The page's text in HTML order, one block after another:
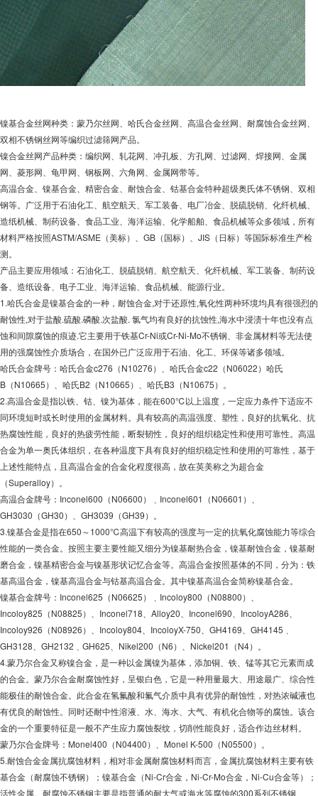
镍基合金丝网种类：蒙乃尔丝网、哈氏合金丝网、高温合金丝网、耐腐蚀合金丝网、
双相不锈钢丝网等编织过滤筛网产品。
镍合金丝网产品种类：编织网、轧花网、冲孔板、方孔网、过滤网、焊接网、金属
网、菱形网、龟甲网、钢板网、六角网、金属网带等。
高温合金、镍基合金、精密合金、耐蚀合金、钴基合金特种超级奥氏体不锈钢、双相
钢等。广泛用于石油化工、航空航天、军工装备、电厂冶金、脱硫脱销、化纤机械、
造纸机械、制药设备、食品工业、海洋运输、化学船舶、食品机械等众多领域，所有
材料严格按照ASTM/ASME（美标）、GB（国标）、JIS（日标）等国际标准生产检
测。
产品主要应用领域：石油化工、脱硫脱销、航空航天、化纤机械、军工装备、制药设
备、造纸设备、电子工业、海洋运输、食品机械、能源行业。
1.哈氏合金是镍基合金的一种，耐蚀合金,对于还原性,氧化性两种环境均具有很强烈的
耐蚀性,对于盐酸.硫酸.磷酸.次盐酸. 氯气均有良好的抗蚀性,海水中浸渍十年也没有点
蚀和间隙腐蚀的痕迹.它主要用于铁基Cr-Ni或Cr-Ni-Mo不锈钢、非金属材料等无法使
用的强腐蚀性介质场合，在国外已广泛应用于石油、化工、环保等诸多领域。
哈氏合金牌号：哈氏合金c276（N10276）、哈氏合金c22（N06022）哈氏
B（N10665）、哈氏B2（N10665）、哈氏B3（N10675）。
2.高温合金是指以铁、钴、镍为基体，能在600℃以上温度，一定应力条件下适应不
同环境短时或长时使用的金属材料。具有较高的高温强度、塑性，良好的抗氧化、抗
热腐蚀性能，良好的热疲劳性能，断裂韧性，良好的组织稳定性和使用可靠性。高温
合金为单一奥氏体组织，在各种温度下具有良好的组织稳定性和使用的可靠性，基于
上述性能特点，且高温合金的合金化程度很高，故在英美称之为超合金
（Superalloy）。
高温合金牌号：Inconel600（N06600）﹑Inconel601（N06601）、
GH3030（GH30）、GH3039（GH39）。
3.镍基合金是指在650～1000℃高温下有较高的强度与一定的抗氧化腐蚀能力等综合
性能的一类合金。按照主要主要性能又细分为镍基耐热合金，镍基耐蚀合金，镍基耐
磨合金，镍基精密合金与镍基形状记忆合金等。高温合金按照基体的不同，分为：铁
基高温合金，镍基高温合金与钴基高温合金。其中镍基高温合金简称镍基合金。
镍基合金牌号：Inconel625（N06625）﹑Incoloy800（N08800）、
Incoloy825（N08825）、Inconel718、Alloy20、Inconel690、IncoloyA286、
Incoloy926（N08926）、Incoloy804、IncoloyX-750、GH4169、GH4145﹑
GH3128、GH2132﹑GH625、Nikel200（N6）、Nickel201（N4）。
4.蒙乃尔合金又称镍合金，是一种以金属镍为基体，添加铜、铁、锰等其它元素而成
的合金。蒙乃尔合金耐腐蚀性好，呈银白色，它是一种用量最大、用途最广、综合性
能极佳的耐蚀合金。此合金在氢氟酸和氟气介质中具有优异的耐蚀性，对热浓碱液也
有优良的耐蚀性。同时还耐中性溶液、水、海水、大气、有机化合物等的腐蚀。该合
金的一个重要特征是一般不产生应力腐蚀裂纹，切削性能良好，适合作边丝材料。
蒙乃尔合金牌号：Monel400（N04400）、Monel K-500（N05500）。
5.耐蚀合金金属抗腐蚀材料，相对非金属耐腐蚀材料而言，金属抗腐蚀材料主要有铁
基合金（耐腐蚀不锈钢）；镍基合金（Ni-Cr合金，Ni-Cr-Mo合金，Ni-Cu合金等）；
活性金属。耐腐蚀不锈钢主要是指普通的耐大气或海水等腐蚀的300系列不锈钢